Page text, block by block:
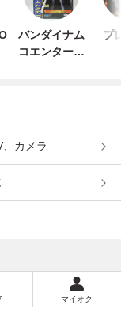
バンダイナム
コエンターテ
プ
、カメラ
マイオク